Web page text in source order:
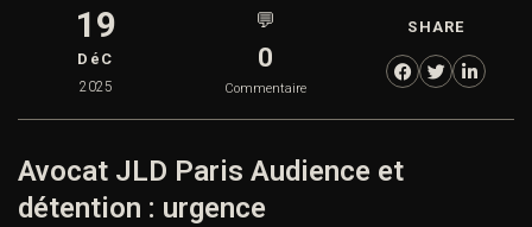
19
DéC
2025
💬
0
Commentaire
SHARE
Avocat JLD Paris Audience et
détention : urgence